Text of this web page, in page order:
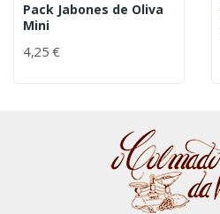
Pack Jabones de Oliva
Mini
4,25 €